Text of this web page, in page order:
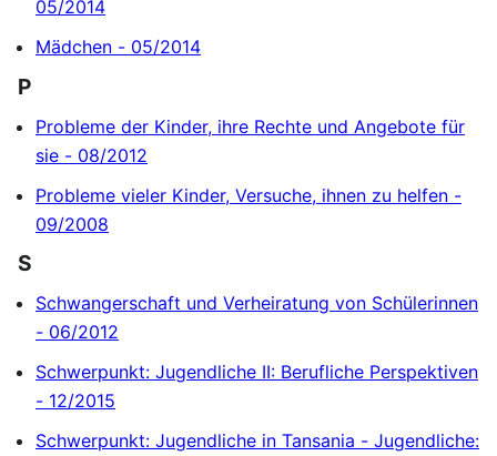
05/2014
Mädchen - 05/2014
P
Probleme der Kinder, ihre Rechte und Angebote für
sie - 08/2012
Probleme vieler Kinder, Versuche, ihnen zu helfen -
09/2008
S
Schwangerschaft und Verheiratung von Schülerinnen
- 06/2012
Schwerpunkt: Jugendliche II: Berufliche Perspektiven
- 12/2015
Schwerpunkt: Jugendliche in Tansania - Jugendliche: